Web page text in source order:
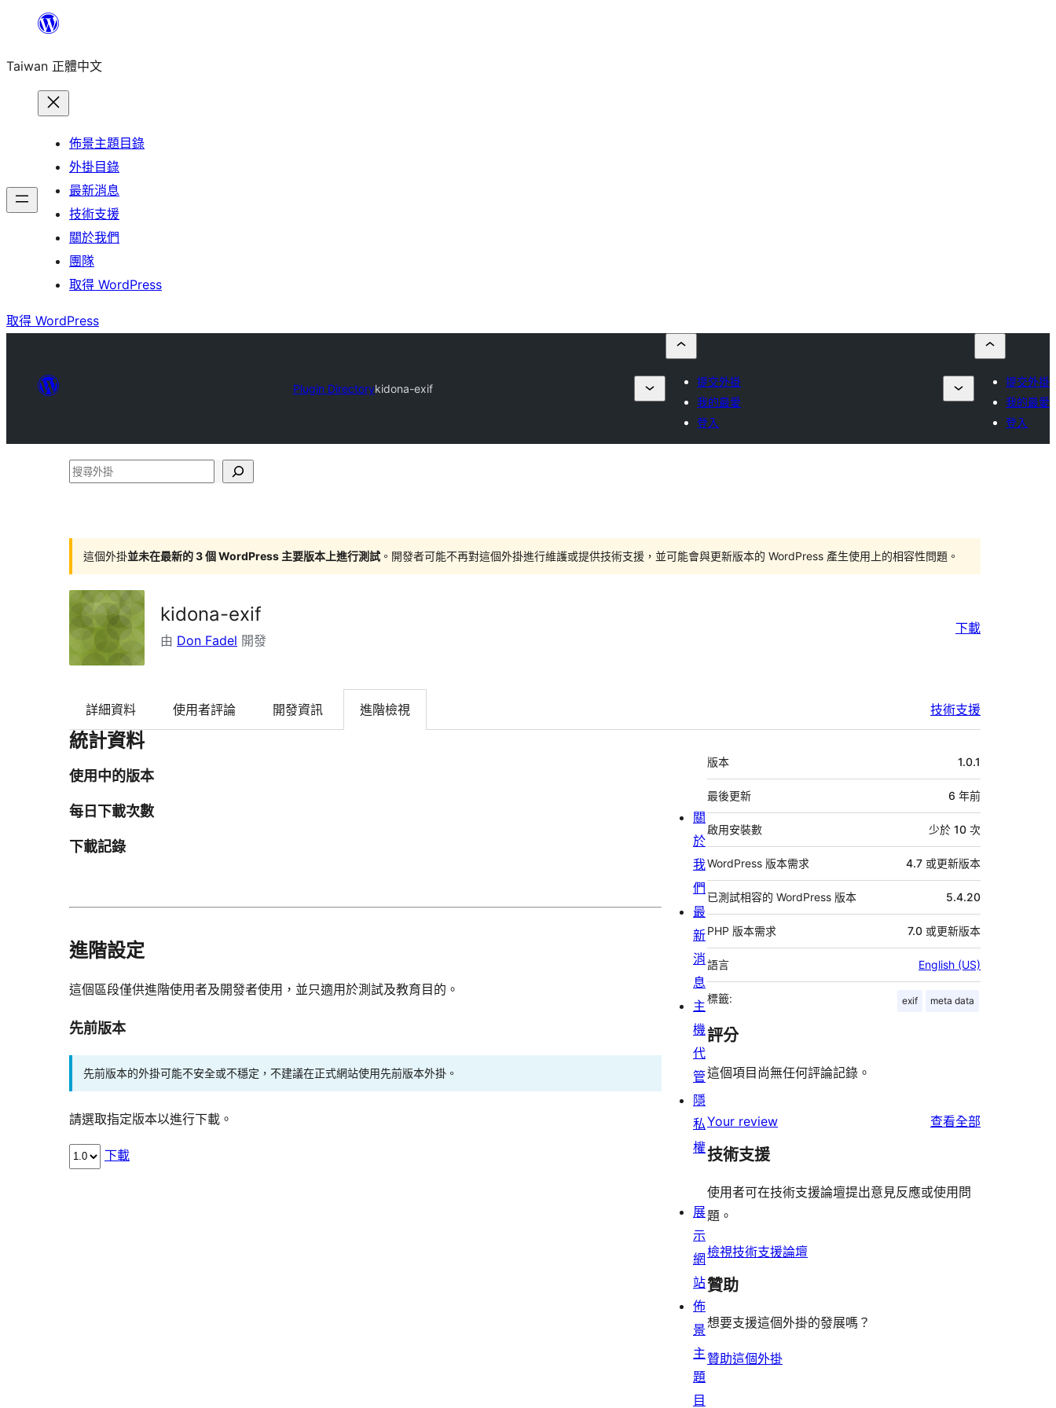
主
Taiwan 正體中文
佈景主題目錄
外掛目錄
最新消息
技術支援
關於我們
團隊
取得 WordPress
取得 WordPress
Plugin Directorykidona-exif
提交外掛
我的最愛
登入
提交外掛
我的最愛
登入
搜
掛
這個外掛並未在最新的 3 個 WordPress 主要版本上進行測試 。開發者可能不再對這個外掛進行維護或提供技術支援，並可能會與更新版本的 WordPress 產生使用上的相容性問題。
kidona-exif
由 Don Fadel 開發
下載
詳細資料 使用者評論 開發資訊 進階檢視 技術支援
統計資料
使用中的版本
每日下載次數
下載記錄
進階設定
這個區段僅供進階使用者及開發者使用，並只適用於測試及教育目的。
先前版本
先前版本的外掛可能不安全或不穩定，不建議在正式網站使用先前版本外掛。
請選取指定版本以進行下載。
下載
中
繼
資
料
版本 1.0.1
最後更新 6 年前
啟用安裝數 少於 10 次
WordPress 版本需求 4.7 或更新版本
已測試相容的 WordPress 版本 5.4.20
PHP 版本需求 7.0 或更新版本
語言 English (US)
標籤: exif meta data
評分
這個項目尚無任何評論記錄。
Your review 查看全部
技術支援
使用者可在技術支援論壇提出意見反應或使用問
題。
檢視技術支援論壇
贊助
想要支援這個外掛的發展嗎？
贊助這個外掛
關
於
我
們
最
新
消
息
主
機
代
管
隱
私
權
展
示
網
站
佈
景
主
題
目